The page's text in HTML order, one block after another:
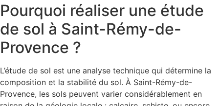
Pourquoi réaliser une étude
de sol à Saint-Rémy-de-
Provence ?
L’étude de sol est une analyse technique qui détermine la
composition et la stabilité du sol. À Saint-Rémy-de-
Provence, les sols peuvent varier considérablement en